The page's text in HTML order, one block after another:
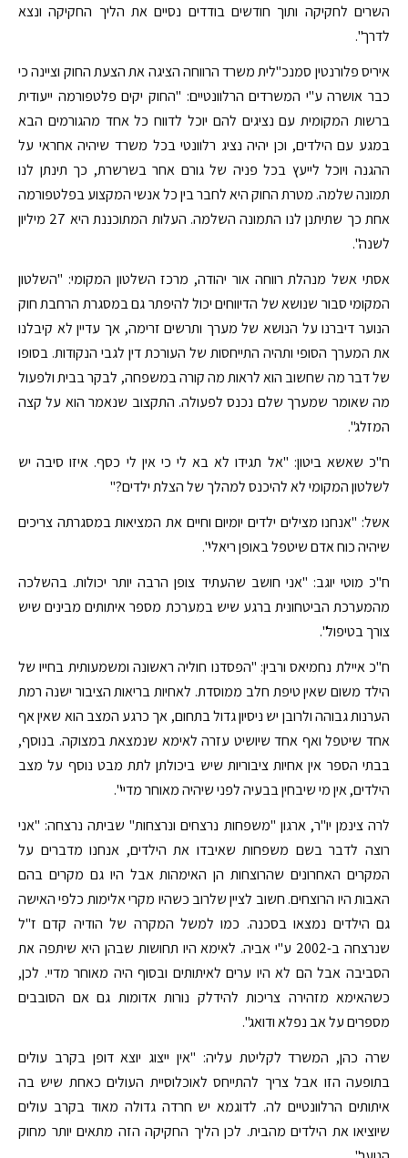
השרים לחקיקה ותוך חודשים בודדים נסיים את הליך החקיקה ונצא
לדרך".
איריס פלורנטין סמנכ"לית משרד הרווחה הציגה את הצעת החוק וציינה כי
כבר אושרה ע"י המשרדים הרלוונטיים: "החוק יקים פלטפורמה ייעודית
ברשות המקומית עם נציגים להם יוכל לדווח כל אחד מהגורמים הבא
במגע עם הילדים, וכן יהיה נציג רלוונטי בכל משרד שיהיה אחראי על
ההגנה ויוכל לייעץ בכל פניה של גורם אחר בשרשרת, כך תינתן לנו
תמונה שלמה. מטרת החוק היא לחבר בין כל אנשי המקצוע בפלטפורמה
אחת כך שתיתנן לנו התמונה השלמה. העלות המתוכננת היא 27 מיליון
לשנה".
אסתי אשל מנהלת רווחה אור יהודה, מרכז השלטון המקומי: "השלטון
המקומי סבור שנושא של הדיווחים יכול להיפתר גם במסגרת הרחבת חוק
הנוער דיברנו על הנושא של מערך ותרשים זרימה, אך עדיין לא קיבלנו
את המערך הסופי ותהיה התייחסות של העורכת דין לגבי הנקודות. בסופו
של דבר מה שחשוב הוא לראות מה קורה במשפחה, לבקר בבית ולפעול
מה שאומר שמערך שלם נכנס לפעולה. התקצוב שנאמר הוא על קצה
המזלג".
ח"כ שאשא ביטון: "אל תגידו לא בא לי כי אין לי כסף. איזו סיבה יש
לשלטון המקומי לא להיכנס למהלך של הצלת ילדים?"
אשל: "אנחנו מצילים ילדים יומיום וחיים את המציאות במסגרתה צריכים
שיהיה כוח אדם שיטפל באופן ריאלי".
ח"כ מוטי יוגב: "אני חושב שהעתיד צופן הרבה יותר יכולות. בהשלכה
מהמערכת הביטחונית ברגע שיש במערכת מספר איתותים מבינים שיש
צורך בטיפול".
ח"כ איילת נחמיאס ורבין: "הפסדנו חוליה ראשונה ומשמעותית בחייו של
הילד משום שאין טיפת חלב ממוסדת. לאחיות בריאות הציבור ישנה רמת
הערנות גבוהה ולרובן יש ניסיון גדול בתחום, אך כרגע המצב הוא שאין אף
אחד שיטפל ואף אחד שיושיט עזרה לאימא שנמצאת במצוקה. בנוסף,
בבתי הספר אין אחיות ציבוריות שיש ביכולתן לתת מבט נוסף על מצב
הילדים, אין מי שיבחין בבעיה לפני שיהיה מאוחר מדיי".
לרה צינמן יו"ר, ארגון "משפחות נרצחים ונרצחות" שביתה נרצחה: "אני
רוצה לדבר בשם משפחות שאיבדו את הילדים, אנחנו מדברים על
המקרים האחרונים שהרוצחות הן האימהות אבל היו גם מקרים בהם
האבות היו הרוצחים. חשוב לציין שלרוב כשהיו מקרי אלימות כלפי האישה
גם הילדים נמצאו בסכנה. כמו למשל המקרה של הודיה קדם ז"ל
שנרצחה ב-2002 ע"י אביה. לאימא היו תחושות שבהן היא שיתפה את
הסביבה אבל הם לא היו ערים לאיתותים ובסוף היה מאוחר מדיי. לכן,
כשהאימא מזהירה צריכות להידלק נורות אדומות גם אם הסובבים
מספרים על אב נפלא ודואג".
שרה כהן, המשרד לקליטת עליה: "אין ייצוג יוצא דופן בקרב עולים
בתופעה הזו אבל צריך להתייחס לאוכלוסיית העולים כאחת שיש בה
איתותים הרלוונטיים לה. לדוגמא יש חרדה גדולה מאוד בקרב עולים
שיוציאו את הילדים מהבית. לכן הליך החקיקה הזה מתאים יותר מחוק